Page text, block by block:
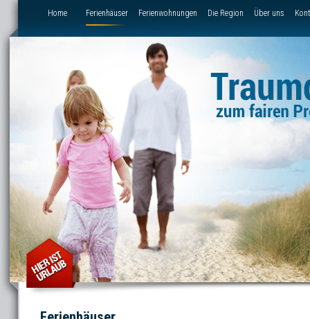
Direkt zum Inhalt
Home Ferienhäuser Ferienwohnungen Die Region Über uns